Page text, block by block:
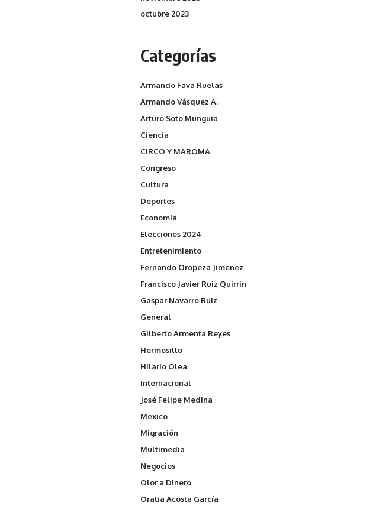
octubre 2023
Categorías
Armando Fava Ruelas
Armando Vásquez A.
Arturo Soto Munguia
Ciencia
CIRCO Y MAROMA
Congreso
Cultura
Deportes
Economía
Elecciones 2024
Entretenimiento
Fernando Oropeza Jimenez
Francisco Javier Ruiz Quirrín
Gaspar Navarro Ruiz
General
Gilberto Armenta Reyes
Hermosillo
Hilario Olea
Internacional
José Felipe Medina
Mexico
Migración
Multimedia
Negocios
Olor a Dinero
Oralia Acosta García